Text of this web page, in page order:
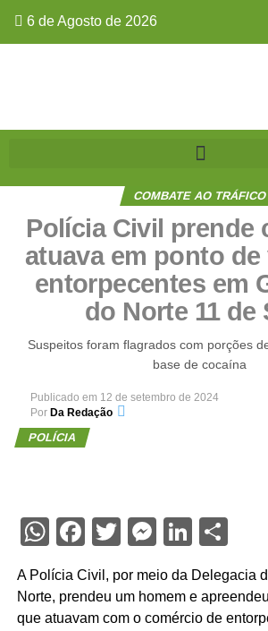
6 de Agosto de 2026
COMBATE AO TRÁFICO
Polícia Civil prende
atuava em ponto de
entorpecentes em
do Norte 11 de
Suspeitos foram flagrados com porções
base de cocaína
Publicado em 12 de setembro de 2024
Por Da Redação
POLÍCIA
WhatsApp
Facebook
Twitter
A Polícia Civil, por meio da Delegacia
Norte, prendeu um homem e
que atuavam com o comércio de